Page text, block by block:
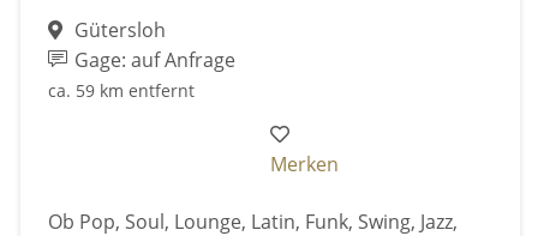
Gütersloh
Gage: auf Anfrage
ca. 59 km entfernt
Merken
Ob Pop, Soul, Lounge, Latin, Funk, Swing, Jazz,